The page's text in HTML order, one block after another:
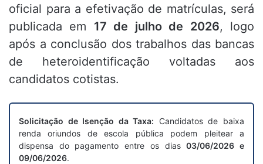
oficial para a efetivação de matrículas, será
publicada em 17 de julho de 2026, logo
após a conclusão dos trabalhos das bancas
de heteroidentificação voltadas aos
candidatos cotistas.
Solicitação de Isenção da Taxa: Candidatos de baixa
renda oriundos de escola pública podem pleitear a
dispensa do pagamento entre os dias03/06/2026 e
09/06/2026.